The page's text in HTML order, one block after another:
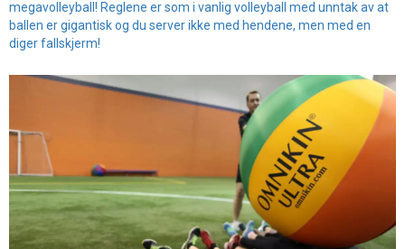
megavolleyball! Reglene er som i vanlig volleyball med unntak av at
ballen er gigantisk og du server ikke med hendene, men med en
diger fallskjerm!